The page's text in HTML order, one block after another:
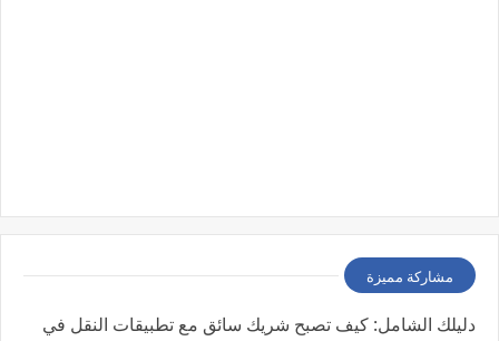
مشاركة مميزة
دليلك الشامل: كيف تصبح شريك سائق مع تطبيقات النقل في